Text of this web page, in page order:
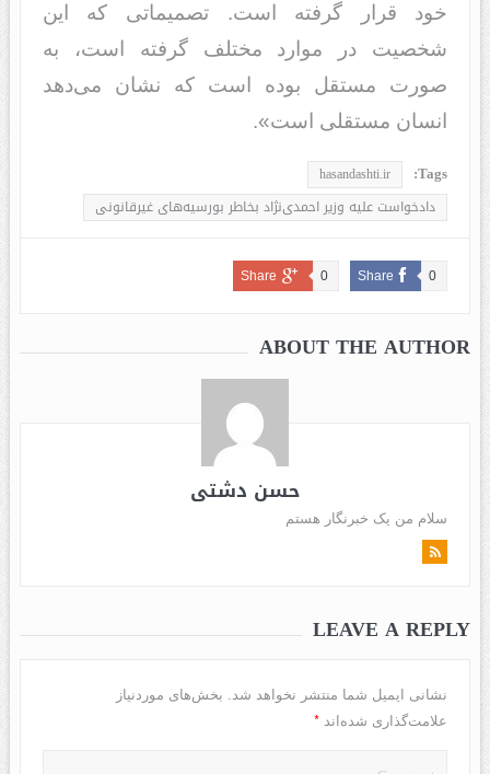
خود قرار گرفته است. تصمیماتی که این
شخصیت در موارد مختلف گرفته است، به
صورت مستقل بوده است که نشان می‌دهد
انسان مستقلی است».
Tags:
hasandashti.ir
دادخواست علیه وزیر احمدی‌‌نژاد بخاطر بورسیه‌های غیرقانونی
Share 0
Share 0
ABOUT THE AUTHOR
حسن دشتی
سلام من یک خبرنگار هستم
LEAVE A REPLY
نشانی ایمیل شما منتشر نخواهد شد. بخش‌های موردنیاز
علامت‌گذاری شده‌اند *